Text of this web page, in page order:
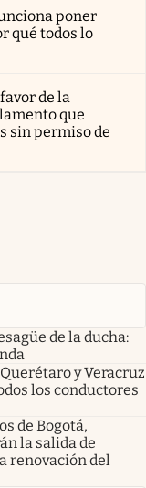
poner
qué todos lo
de la
que
sin permiso de
de la ducha:
y Veracruz
los conductores
de Bogotá,
la salida de
renovación del